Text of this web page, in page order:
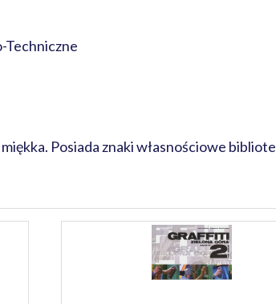
Posiada znaki własnościowe